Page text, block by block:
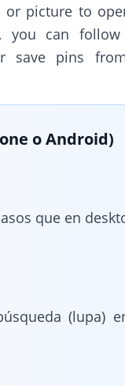
or picture to
you can follow
save pins
o Android)
que en
(lupa)